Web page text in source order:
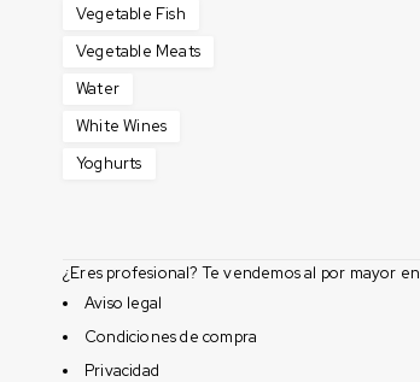
Vegetable Fish
Vegetable Meats
Water
White Wines
Yoghurts
¿Eres profesional? Te vendemos al por mayor en
Aviso legal
Condiciones de compra
Privacidad